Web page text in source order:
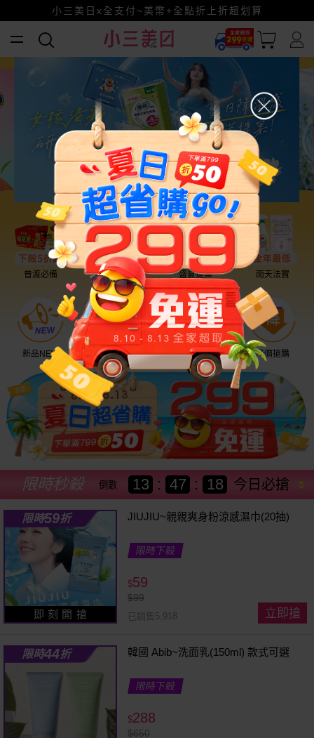
賺美幣~換好禮~立即換GO~
小三美日x全支付~美幣+全點折上折超划算
普渡必備 話題保養 盛夏提案 雨天法寶
新品NEW 優惠神券 美幣回饋 降價搶購
今日必搶
限時秒殺 倒數 13 : 47 : 15
限時59折
即 刻 開 搶
JIUJIU~親親爽身粉涼感濕巾(20抽)
限時下殺
$59
$99
已銷售5,918 立即搶
限時44折 韓國 Abib~洗面乳(150ml) 款式可選
限時下殺
$288
$650